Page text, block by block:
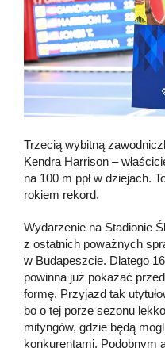
Trzecią wybitną
Kendra Harrison –
na 100 m ppł w dziejach.
rokiem rekord.
Wydarzenie na Stadionie
z ostatnich poważnych
w Budapeszcie. Dlatego
powinna już pokazać
formę. Przyjazd tak
bo o tej porze sezonu
mityngów, gdzie będą
konkurentami. Podobnym